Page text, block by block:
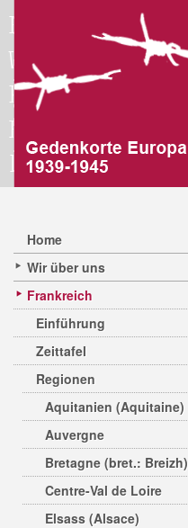
Home
Wir über uns
Frankreich
Einführung
Zeittafel
Regionen
Aquitanien (Aquitaine)
Auvergne
Bretagne (bret.: Breizh)
Centre-Val de Loire
Elsass (Alsace)